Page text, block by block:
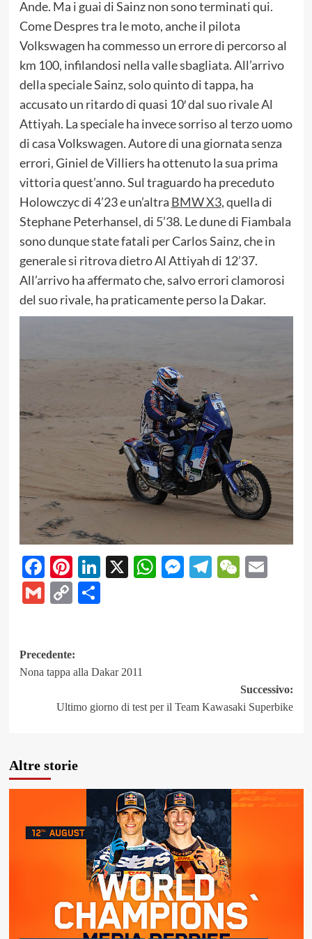
Ande. Ma i guai di Sainz non sono terminati qui.
Come Despres tra le moto, anche il pilota
Volkswagen ha commesso un errore di percorso al
km 100, infilandosi nella valle sbagliata. All’arrivo
della speciale Sainz, solo quinto di tappa, ha
accusato un ritardo di quasi 10′ dal suo rivale Al
Attiyah. La speciale ha invece sorriso al terzo uomo
di casa Volkswagen. Autore di una giornata senza
errori, Giniel de Villiers ha ottenuto la sua prima
vittoria quest’anno. Sul traguardo ha preceduto
Holowczyc di 4’23 e un’altra BMW X3, quella di
Stephane Peterhansel, di 5’38. Le dune di Fiambala
sono dunque state fatali per Carlos Sainz, che in
generale si ritrova dietro Al Attiyah di 12’37.
All’arrivo ha affermato che, salvo errori clamorosi
del suo rivale, ha praticamente perso la Dakar.
Facebook
Pinterest
LinkedIn
X WhatsApp
Messenger
Telegram
Gmail
CopyShare
Navigazione
articolo
Precedente:
Nona tappa alla Dakar 2011
Successivo:
Ultimo giorno di test per il Team Kawasaki Superbike
Altre storie